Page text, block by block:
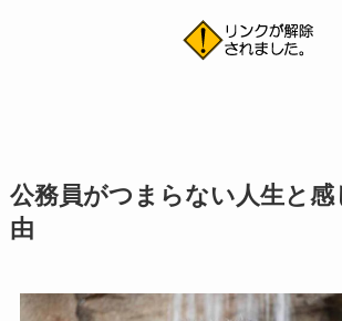
公務員がつまらない人生と感
由